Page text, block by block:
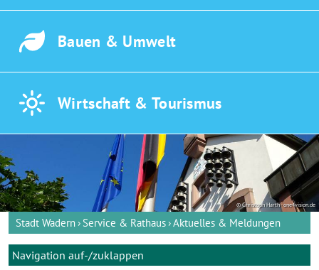
Bauen & Umwelt
Wirtschaft & Tourismus
© Christoph Harth - one4vision.de
Stadt Wadern Service & Rathaus Aktuelles & Meldungen
Navigation auf-/zuklappen